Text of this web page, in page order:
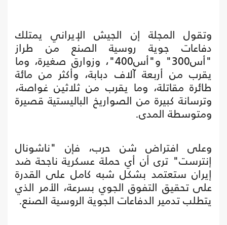
وتقول المجلة إن الجيش الإيراني يمتلك
دفاعات جوية روسية الصنع من طراز
"أس300" و"أس400"، وزوارق صغيرة، وما
يقرب من أربعة آلاف دبابة، وأكثر من مائة
طائرة مقاتلة، وما يقرب من ثلاثين غواصة،
وترسانة كبيرة من الصواريخ الباليستية قصيرة
ومتوسطة المدى.
وعلى افتراض شن حرب، فإن "ناشونال
إنترست" ترى أن أي حملة عسكرية ناجحة ضد
إيران ستعتمد بشكل شبه كامل على القدرة
على تحقيق التفوق الجوي بسرعة، الأمر الذي
يتطلب تدمير الدفاعات الجوية الروسية الصنع.